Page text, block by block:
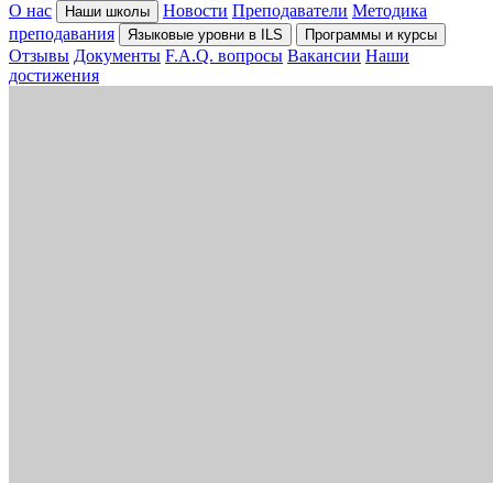
О нас
Наши школы Новости Преподаватели Методика
преподавания
Языковые уровни в ILS Программы и курсы
Отзывы Документы F.A.Q. вопросы Вакансии Наши
достижения